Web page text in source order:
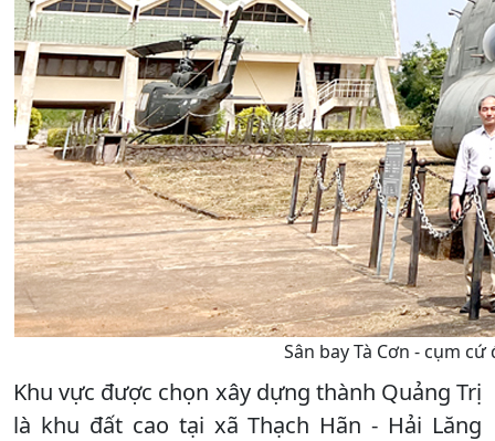
Sân bay Tà Cơn - cụm
Khu vực được chọn xây dựng thành Quảng Trị
là khu đất cao tại xã Thạch Hãn - Hải Lăng